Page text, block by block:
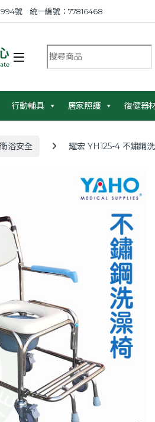
號 統一編號：77816468
搜尋商品：
行動輔具 居家照護 復健器
衛浴安全 耀宏 YH125-4 不鏽鋼